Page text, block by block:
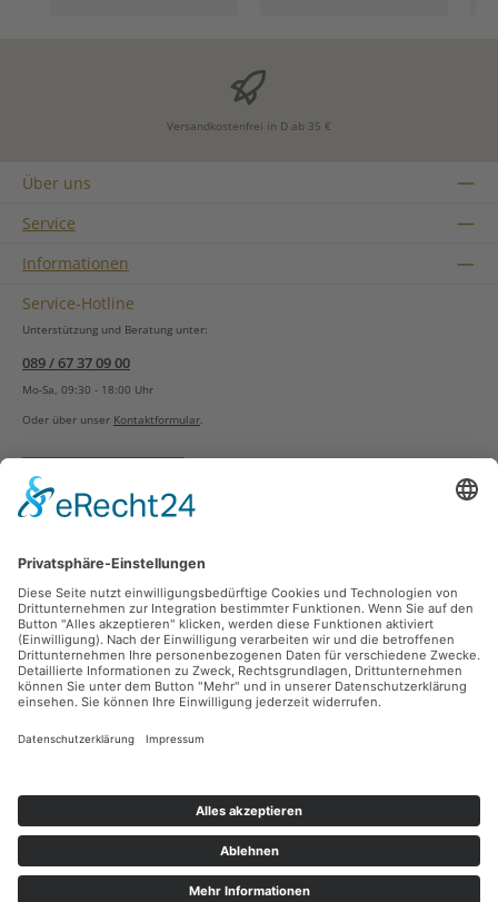
Versandkostenfrei in D ab 35 €
Über uns
Service
Informationen
Service-Hotline
Unterstützung und Beratung unter:
089 / 67 37 09 00
Mo-Sa, 09:30 - 18:00 Uhr
Oder über unser Kontaktformular.
Vertrag widerrufen
Zahlungsarten
Sicher Einkaufen
Ladengeschäft
Newsletter
Facebook Instagram
Alle Preise inkl. gesetzl. Mehrwertsteuer zzgl.